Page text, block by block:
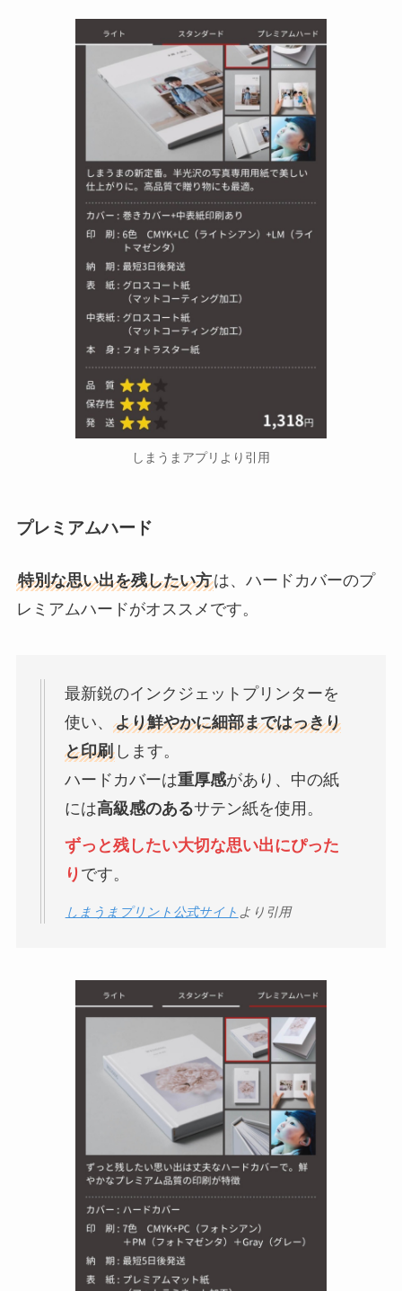
しまうまアプリより引用
プレミアムハード
特別な思い出を残したい方は、ハードカバーのプ
レミアムハードがオススメです。
最新鋭のインクジェットプリンターを
使い、 より鮮やかに細部まではっきり
と印刷します。
ハードカバーは重厚感があり、中の紙
には高級感のあるサテン紙を使用。
ずっと残したい大切な思い出にぴった
り です。
しまうまプリント公式サイト より引用